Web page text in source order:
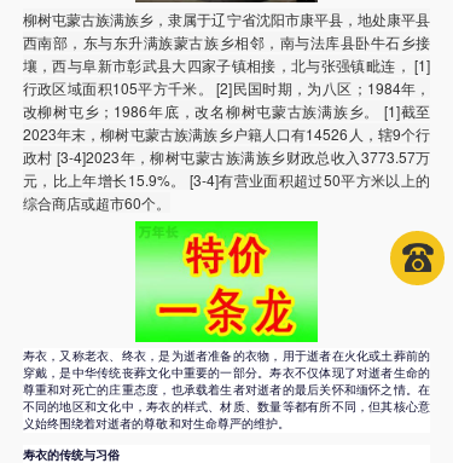
柳树屯蒙古族满族乡，隶属于辽宁省沈阳市康平县，地处康平县
西南部，东与东升满族蒙古族乡相邻，南与法库县卧牛石乡接
壤，西与阜新市彰武县大四家子镇相接，北与张强镇毗连， [1]
行政区域面积105平方千米。 [2]民国时期，为八区；1984年，
改柳树屯乡；1986年底，改名柳树屯蒙古族满族乡。 [1]截至
2023年末，柳树屯蒙古族满族乡户籍人口有14526人，辖9个行
政村 [3-4]2023年，柳树屯蒙古族满族乡财政总收入3773.57万
元，比上年增长15.9%。 [3-4]有营业面积超过50平方米以上的
综合商店或超市60个。
寿衣，又称老衣、终衣，是为逝者准备的衣物，用于逝者在火化或土葬前的
穿戴，是中华传统丧葬文化中重要的一部分。寿衣不仅体现了对逝者生命的
尊重和对死亡的庄重态度，也承载着生者对逝者的最后关怀和缅怀之情。在
不同的地区和文化中，寿衣的样式、材质、数量等都有所不同，但其核心意
义始终围绕着对逝者的尊敬和对生命尊严的维护。
寿衣的传统与习俗